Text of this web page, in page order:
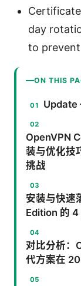
day
to
ON THIS
OpenVPN
装与优化技
挑战
安装与快速
Edition 的 4
对比分析：
代方案在